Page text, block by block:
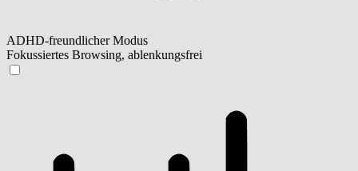
ADHD-freundlicher Modus
Fokussiertes Browsing, ablenkungsfrei